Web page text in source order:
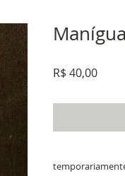
R$ 40,00Preço